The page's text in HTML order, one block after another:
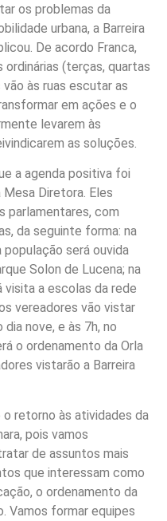
os problemas da
urbana, a Barreira
De acordo Franca,
ordinárias (terças, quartas
às ruas escutar as
em ações e o
levarem às
as soluções.
a agenda positiva foi
Diretora. Eles
parlamentares, com
da seguinte forma: na
será ouvida
Solon de Lucena; na
visita a escolas da rede
vereadores vão vistar
nove, e às 7h, no
o ordenamento da Orla
vistarão a Barreira
o retorno às atividades da
pois vamos
de assuntos mais
que interessam como
o ordenamento da
Vamos formar equipes